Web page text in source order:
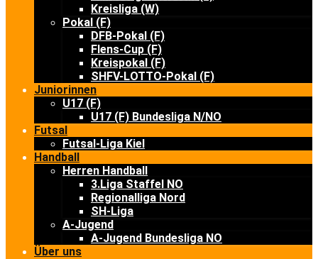
Kreisliga (W)
Pokal (F)
DFB-Pokal (F)
Flens-Cup (F)
Kreispokal (F)
SHFV-LOTTO-Pokal (F)
Juniorinnen
U17 (F)
U17 (F) Bundesliga N/NO
Futsal
Futsal-Liga Kiel
Handball
Herren Handball
3.Liga Staffel NO
Regionalliga Nord
SH-Liga
A-Jugend
A-Jugend Bundesliga NO
Über uns